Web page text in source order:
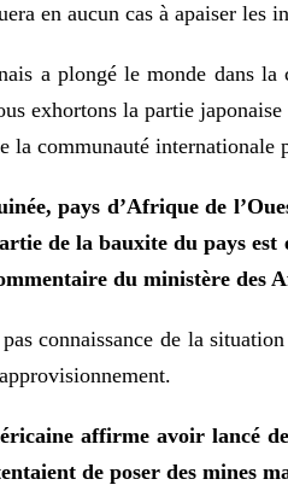
en aucun cas à apaiser
a plongé le monde dans
exhortons la partie
la communauté internationale
pays d’Afrique de
de la bauxite du pays
du ministère des
pas connaissance de la
affirme avoir lancé
de poser des mines